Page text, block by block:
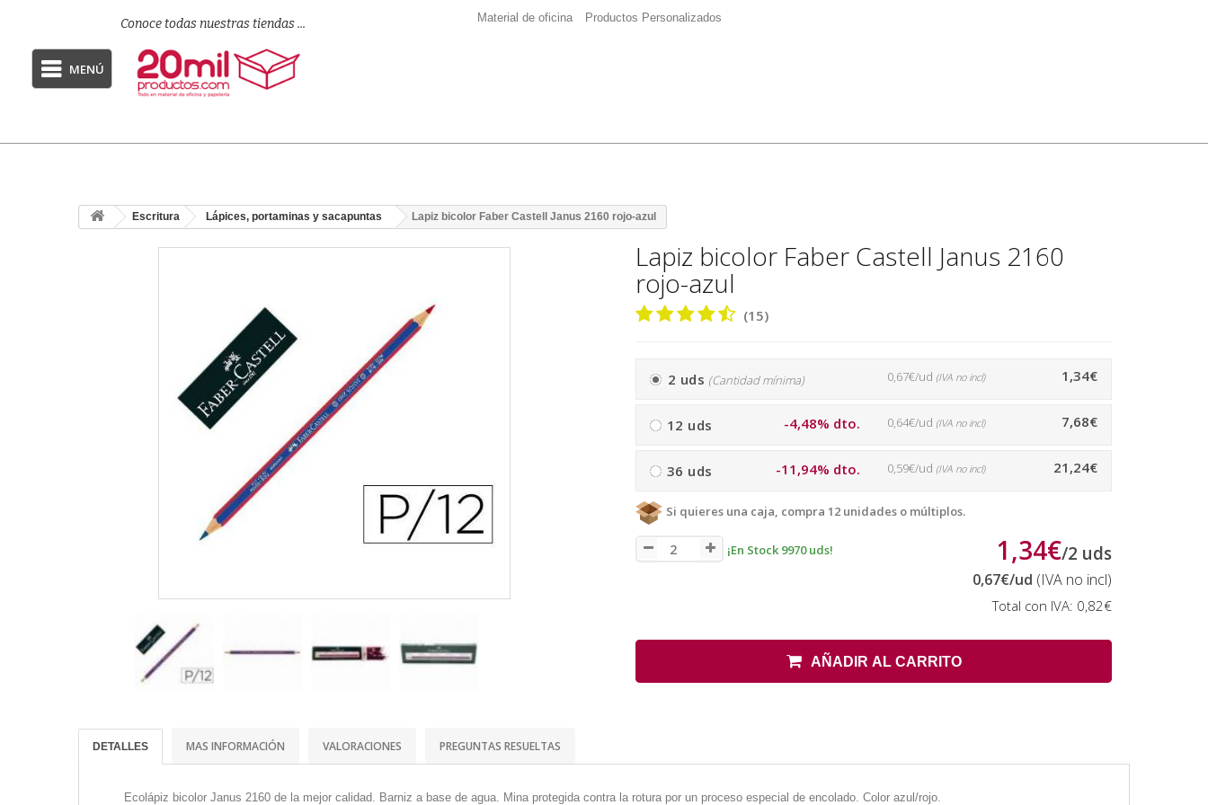
Conoce todas nuestras tiendas ... Material de oficina Productos Personalizados
MENÚ
Escritura Lápices, portaminas y sacapuntas Lapiz bicolor Faber Castell Janus 2160 rojo-azul
Lapiz bicolor Faber Castell Janus 2160
rojo-azul
(15)
2 uds (Cantidad mínima) 1,34€
0,67€/ud (IVA no incl)
12 uds -4,48% dto. 7,68€
0,64€/ud (IVA no incl)
36 uds -11,94% dto. 21,24€
0,59€/ud (IVA no incl)
Si quieres una caja, compra 12 unidades o múltiplos.
¡En Stock 9970 uds! 1,34€/2 uds
0,67€/ud (IVA no incl)
Total con IVA: 0,82€
AÑADIR AL CARRITO
DETALLES MAS INFORMACIÓN VALORACIONES PREGUNTAS RESUELTAS
Ecolápiz bicolor Janus 2160 de la mejor calidad. Barniz a base de agua. Mina protegida contra la rotura por un proceso especial de encolado. Color azul/rojo.